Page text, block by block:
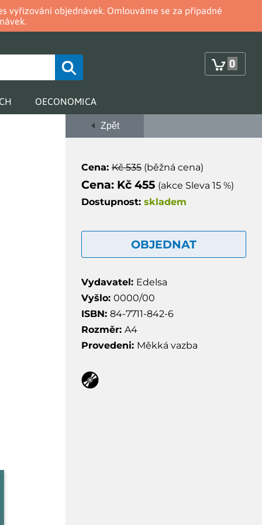
vyřizování objednávek. Omlouváme se za případné
0
OECONOMICA
Zpět
Cena:Kč 535(běžná cena)
Cena: Kč 455 (akce Sleva 15 %)
Dostupnost: skladem
OBJEDNAT
Vydavatel: Edelsa
Vyšlo: 0000/00
ISBN: 84-7711-842-6
Rozměr: A4
Provedeni: Měkká vazba